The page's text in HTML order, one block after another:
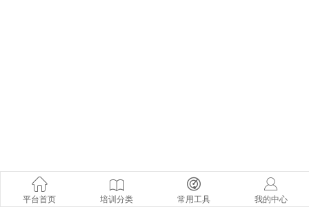
平台首页 培训分类 常用工具 我的中心